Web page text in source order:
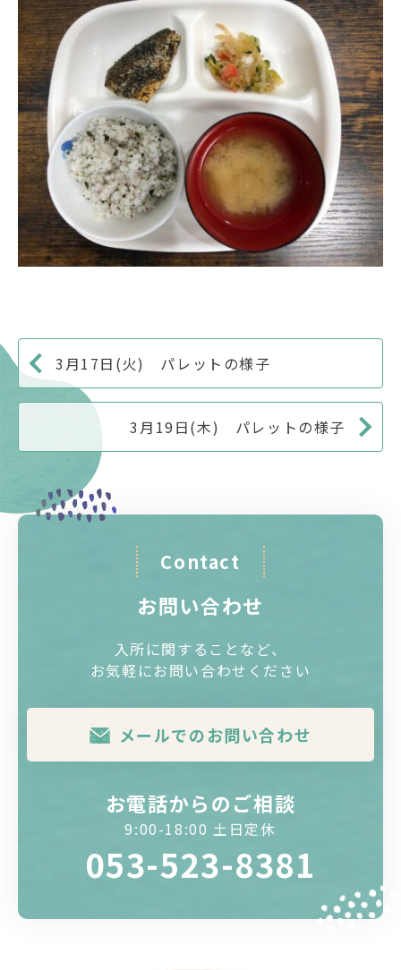
3月17日(火) パレットの様子
3月19日(木) パレットの様子
Contact
お問い合わせ
入所に関することなど、
お気軽にお問い合わせください
メールでのお問い合わせ
お電話からのご相談
9:00-18:00 土日定休
053-523-8381